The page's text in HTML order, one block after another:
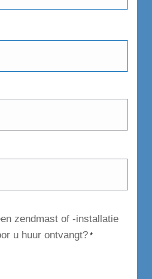
zendmast of -installatie
u huur ontvangt? *